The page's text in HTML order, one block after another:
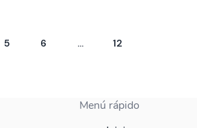
5 6 … 12
Menú rápido